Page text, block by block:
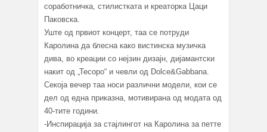
соработничка, стилистката и креаторка Цаци
Паковска.
Уште од првиот концерт, таа се потруди
Каролина да блесна како вистинска музичка
дива, во креации со нејзин дизајн, дијамантски
накит од „Тесоро“ и чевли од Dolce&Gabbana.
Секоја вечер таа носи различни модели, кои се
дел од една приказна, мотивирана од модата од
40-тите години.
-Инспирација за стајлингот на Каролина за петте